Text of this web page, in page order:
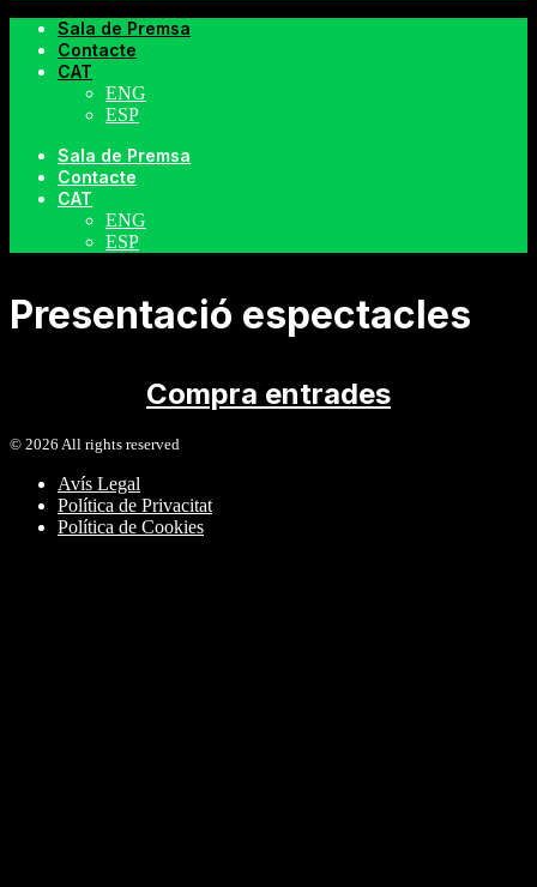
Sala de Premsa
Contacte
CAT
ENG
ESP
Sala de Premsa
Contacte
CAT
ENG
ESP
Presentació espectacles
Compra entrades
© 2026 All rights reserved
Avís Legal
Política de Privacitat
Política de Cookies